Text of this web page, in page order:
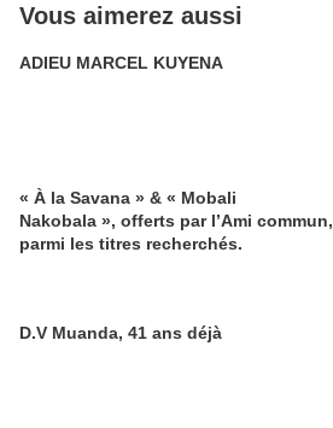
Vous aimerez aussi
ADIEU MARCEL KUYENA
« À la Savana » & « Mobali
Nakobala », offerts par l’Ami commun,
parmi les titres recherchés.
D.V Muanda, 41 ans déjà